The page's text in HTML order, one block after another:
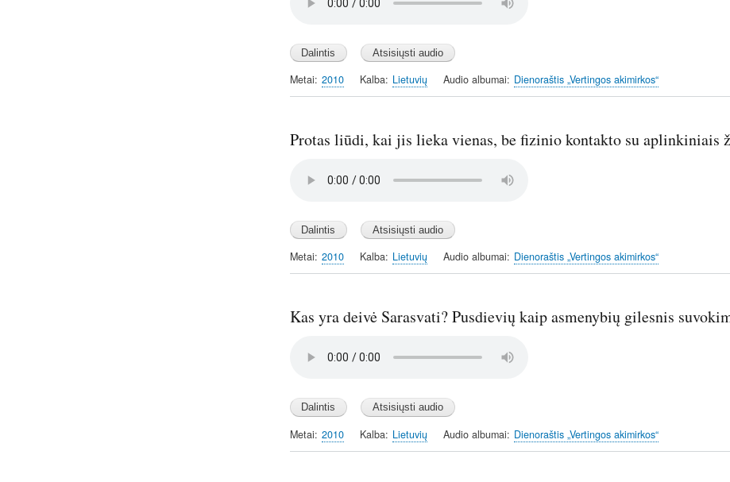
Metai 2010 Kalba Lietuvių Audio albumai Dienoraštis „Vertingos akimirkos“
Protas liūdi, kai jis lieka vienas, be fizinio kontakto su aplinkiniais
Metai 2010 Kalba Lietuvių Audio albumai Dienoraštis „Vertingos akimirkos“
Kas yra deivė Sarasvati? Pusdievių kaip asmenybių gilesnis
Metai 2010 Kalba Lietuvių Audio albumai Dienoraštis „Vertingos akimirkos“